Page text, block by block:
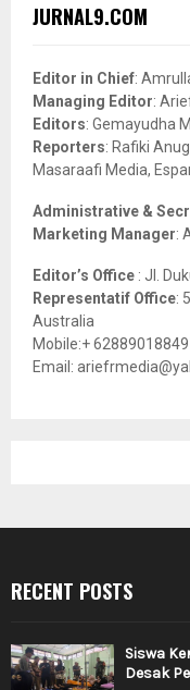
h
o
r
:
JURNAL9.COM
Editor in Chief:
Managing Editor:
Editors: Gemayudha M
Reporters: Rafiki
Masaraafi Media,
Administrative &
Marketing Manager:
Editor’s Office : Jl.
Representatif Office:
Australia
Mobile:+
Email:
RECENT POSTS
Siswa
Desak